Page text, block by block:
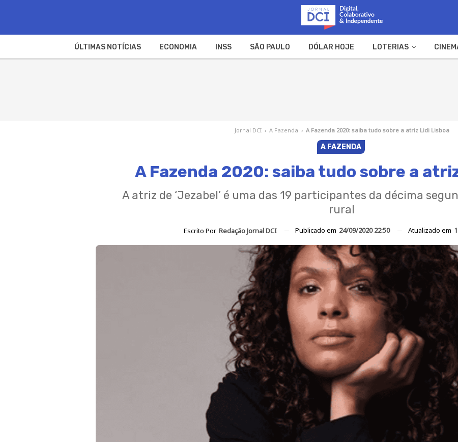
ÚLTIMAS NOTÍCIAS ECONOMIA INSS SÃO PAULO DÓLAR HOJE LOTERIAS
Jornal DCI › A Fazenda › A Fazenda 2020: saiba tudo sobre a atriz Lidi Lisboa
A FAZENDA
A Fazenda 2020: saiba tudo sobre a
A atriz de ‘Jezabel’ é uma das 19 participantes da décima
rural
Escrito Por Redação Jornal DCI Publicado em 24/09/2020 22:50 Atualizado em